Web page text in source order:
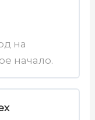
и
на
начало.